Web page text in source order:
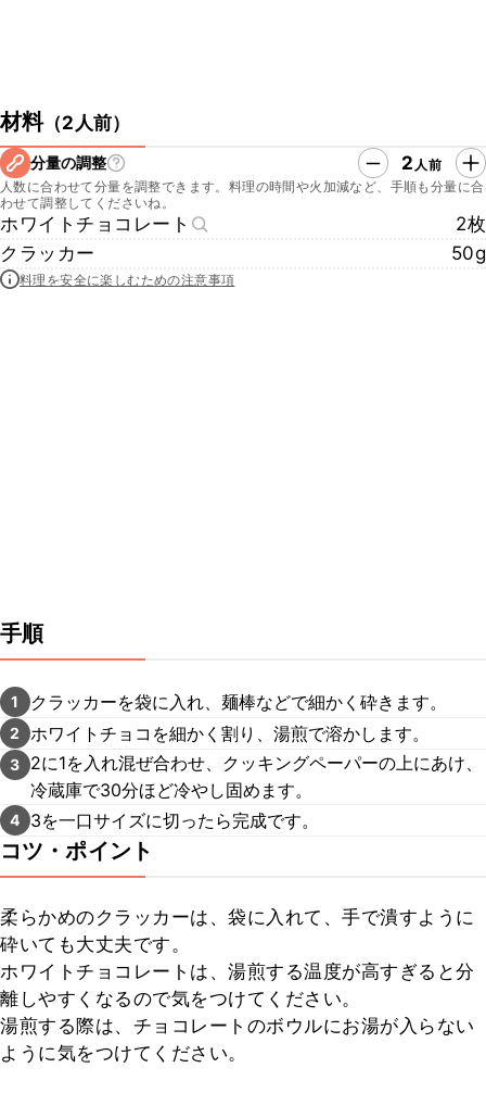
材料（2人前）
分量の調整 2 人前
人数に合わせて分量を調整できます。料理の時間や火加減など、手順も分量に合
わせて調整してくださいね。
ホワイトチョコレート
2枚
クラッカー
50g
料理を安全に楽しむための注意事項
手順
1 クラッカーを袋に入れ、麺棒などで細かく砕きます。
2 ホワイトチョコを細かく割り、湯煎で溶かします。
3
2に1を入れ混ぜ合わせ、クッキングペーパーの上にあけ、
冷蔵庫で30分ほど冷やし固めます。
4 3を一口サイズに切ったら完成です。
コツ・ポイント
柔らかめのクラッカーは、袋に入れて、手で潰すように
砕いても大丈夫です。
ホワイトチョコレートは、湯煎する温度が高すぎると分
離しやすくなるので気をつけてください。
湯煎する際は、チョコレートのボウルにお湯が入らない
ように気をつけてください。